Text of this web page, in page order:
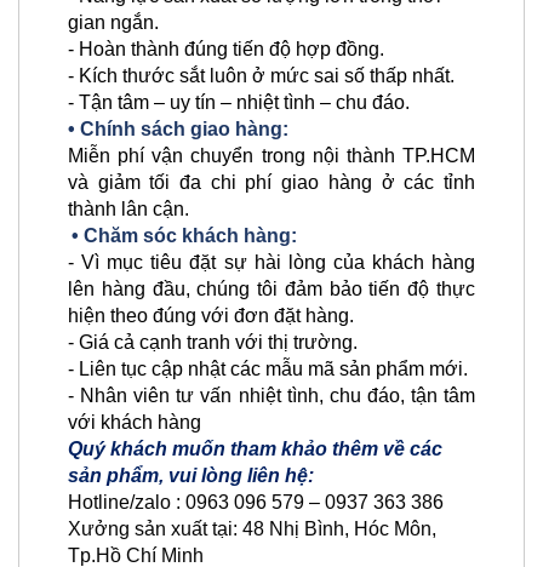
gian ngắn.
- Hoàn thành đúng tiến độ hợp đồng.
- Kích thước sắt luôn ở mức sai số thấp nhất.
- Tận tâm – uy tín – nhiệt tình – chu đáo.
• Chính sách giao hàng:
Miễn phí vận chuyển trong nội thành TP.HCM
và giảm tối đa chi phí giao hàng ở các tỉnh
thành lân cận.
• Chăm sóc khách hàng:
- Vì mục tiêu đặt sự hài lòng của khách hàng
lên hàng đầu, chúng tôi đảm bảo tiến độ thực
hiện theo đúng với đơn đặt hàng.
- Giá cả cạnh tranh với thị trường.
- Liên tục cập nhật các mẫu mã sản phẩm mới.
- Nhân viên tư vấn nhiệt tình, chu đáo, tận tâm
với khách hàng
Quý khách muốn tham khảo thêm về các
sản phẩm, vui lòng liên hệ:
Hotline/zalo : 0963 096 579 – 0937 363 386
Xưởng sản xuất tại: 48 Nhị Bình, Hóc Môn,
Tp.Hồ Chí Minh